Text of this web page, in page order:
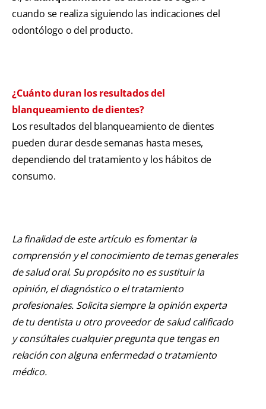
cuando se realiza siguiendo las indicaciones del
odontólogo o del producto.
¿Cuánto duran los resultados del
blanqueamiento de dientes?
Los resultados del blanqueamiento de dientes
pueden durar desde semanas hasta meses,
dependiendo del tratamiento y los hábitos de
consumo.
La finalidad de este artículo es fomentar la
comprensión y el conocimiento de temas generales
de salud oral. Su propósito no es sustituir la
opinión, el diagnóstico o el tratamiento
profesionales. Solicita siempre la opinión experta
de tu dentista u otro proveedor de salud calificado
y consúltales cualquier pregunta que tengas en
relación con alguna enfermedad o tratamiento
médico.